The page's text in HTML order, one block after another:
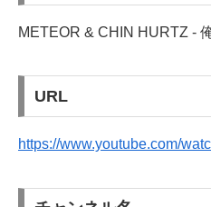
METEOR & CHIN HURTZ -
URL
https://www.youtube.com/